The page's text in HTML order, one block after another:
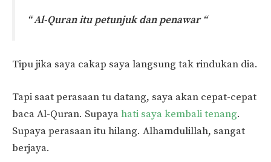
“ Al-Quran itu petunjuk dan penawar “
Tipu jika saya cakap saya langsung tak rindukan dia.
Tapi saat perasaan tu datang, saya akan cepat-cepat
baca Al-Quran. Supayahati saya kembali tenang.
Supaya perasaan itu hilang. Alhamdulillah, sangat
berjaya.